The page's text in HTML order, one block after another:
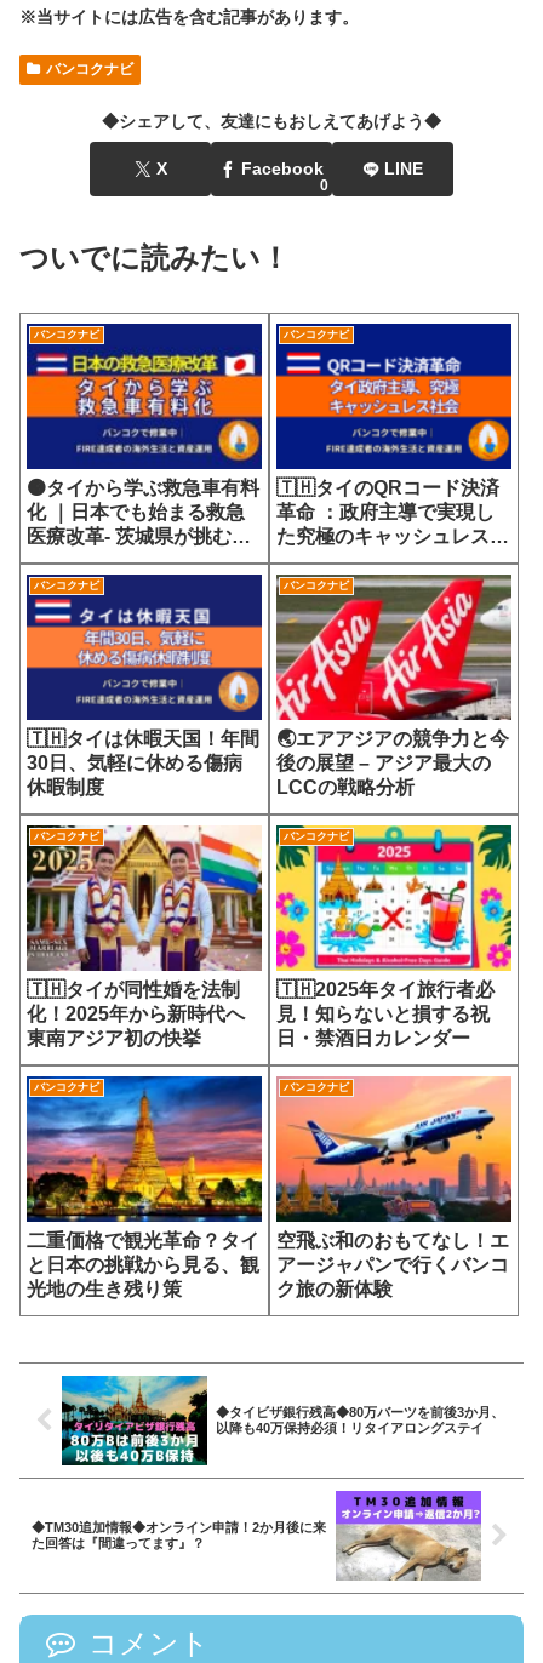
※当サイトには広告を含む記事があります。
バンコクナビ
◆シェアして、友達にもおしえてあげよう◆
X Facebook
0
LINE
ついでに読みたい！
バンコクナビ
🟠タイから学ぶ救急車有料
化 ｜日本でも始まる救急
医療改革- 茨城県が挑む
7700円の選定療養費が示
す医療サービスの未来
バンコクナビ
🇹🇭タイのQRコード決済
革命 ：政府主導で実現し
た究極のキャッシュレス社
会
バンコクナビ
🇹🇭タイは休暇天国！年間
30日、気軽に休める傷病
休暇制度
バンコクナビ
🌏エアアジアの競争力と今
後の展望 – アジア最大の
LCCの戦略分析
バンコクナビ
🇹🇭タイが同性婚を法制
化！2025年から新時代へ
東南アジア初の快挙
バンコクナビ
🇹🇭2025年タイ旅行者必
見！知らないと損する祝
日・禁酒日カレンダー
バンコクナビ
二重価格で観光革命？タイ
と日本の挑戦から見る、観
光地の生き残り策
バンコクナビ
空飛ぶ和のおもてなし！エ
アージャパンで行くバンコ
ク旅の新体験
◆タイビザ銀行残高◆80万バーツを前後3か月、
以降も40万保持必須！リタイアロングステイ
◆TM30追加情報◆オンライン申請！2か月後に来
た回答は『間違ってます』？
コメント